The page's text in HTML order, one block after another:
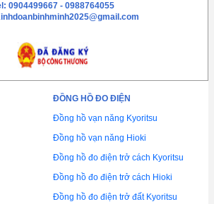
0904499667 - 0988764055
ĐỒNG HỒ ĐO ĐIỆN
Đồng hồ vạn năng Kyoritsu
Đồng hồ vạn năng Hioki
Đồng hồ đo điện trở cách Kyoritsu
Đồng hồ đo điện trở cách Hioki
Đồng hồ đo điện trở đất Kyoritsu